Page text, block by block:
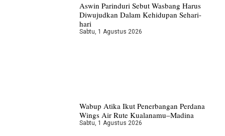
Aswin Parinduri Sebut Wasbang Harus
Diwujudkan Dalam Kehidupan Sehari-
hari
Sabtu, 1 Agustus 2026
Wabup Atika Ikut Penerbangan Perdana
Wings Air Rute Kualanamu–Madina
Sabtu, 1 Agustus 2026